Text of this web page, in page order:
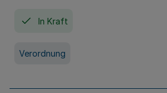
In Kraft
Verordnung